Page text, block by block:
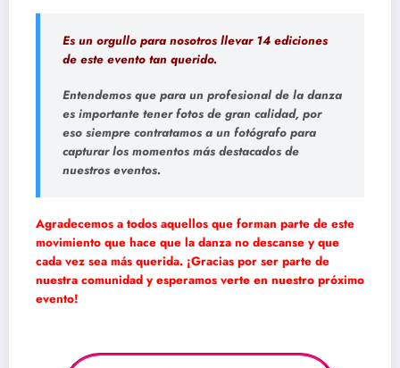
Es un orgullo para nosotros llevar 14 ediciones
de este evento tan querido.
Entendemos que para un profesional de la danza
es importante tener fotos de gran calidad, por
eso siempre contratamos a un fotógrafo para
capturar los momentos más destacados de
nuestros eventos.
Agradecemos a todos aquellos que forman parte de este
movimiento que hace que la danza no descanse y que
cada vez sea más querida. ¡Gracias por ser parte de
nuestra comunidad y esperamos verte en nuestro próximo
evento!